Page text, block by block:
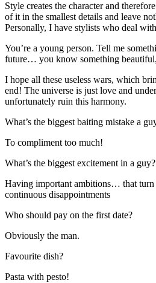
Style creates the character and
of it in the smallest details and leave
Personally, I have stylists who deal
You’re a young person. Tell me
future… you know something
I hope all these useless wars, which
end! The universe is just love and
unfortunately ruin this harmony.
What’s the biggest baiting mistake a
To compliment too much!
What’s the biggest excitement in a
Having important ambitions… that turn
continuous disappointments
Who should pay on the first date?
Obviously the man.
Favourite dish?
Pasta with pesto!